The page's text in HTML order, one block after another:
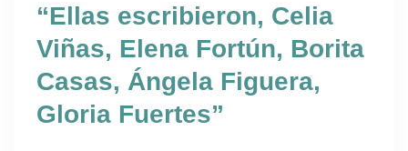
“Ellas escribieron, Celia
Viñas, Elena Fortún, Borita
Casas, Ángela Figuera,
Gloria Fuertes”